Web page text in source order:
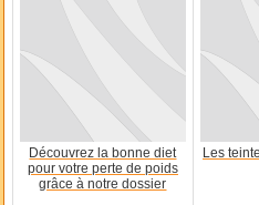
Découvrez la bonne diet
pour votre perte de poids
grâce à notre dossier
Les